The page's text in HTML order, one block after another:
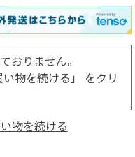
おりません。
物を続ける」 をクリ
物を続ける